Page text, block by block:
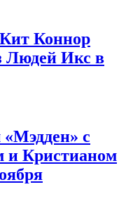
Коннор
Людей Икс в
с
и Кристианом